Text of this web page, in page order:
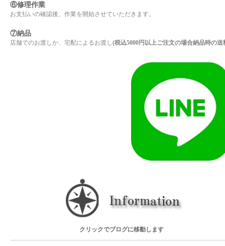
⑥修理作業
お支払いの確認後、作業を開始させていただきます。
⑦納品
店舗でのお渡しか、宅配によるお渡し(税込5000円以上ご注文の場合納品時の
クリックでブログに移動します